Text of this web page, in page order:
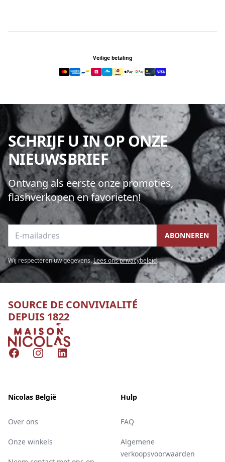
Veilige betaling
SCHRIJF U IN OP ONZE
NIEUWSBRIEF
Ontvang als eerste onze promoties,
flashverkopen en favorieten!
E-mailadres ABONNEREN
Wij respecteren uw gegevens.Lees ons privacybeleid.
SOURCE DE CONVIVIALITÉ
DEPUIS 1822
Nicolas
FacebookInstagramLinkedIn
Nicolas België
Over ons
Onze winkels
Hulp
FAQ
Algemene
verkoopsvoorwaarden